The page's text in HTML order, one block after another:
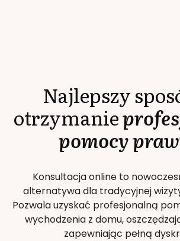
Najlepszy
otrzymanie
pomocy
Konsultacja online to
alternatywa dla tradycyjnej
Pozwala uzyskać profesjonalną
wychodzenia z domu,
zapewniając pełną